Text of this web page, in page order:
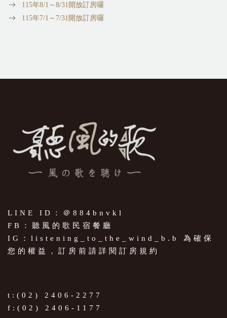
115年8/1～8/31開放訂房囉
115年7/1～7/31開放訂房囉
LINE ID：＠884bnvkl
FB：聽風的歌民宿餐廳
IG：listening_to_the_wind_b.b 為確保
您的權益，訂房前請詳閱訂房規約
t:(02) 2406-2277
f:(02) 2406-1177